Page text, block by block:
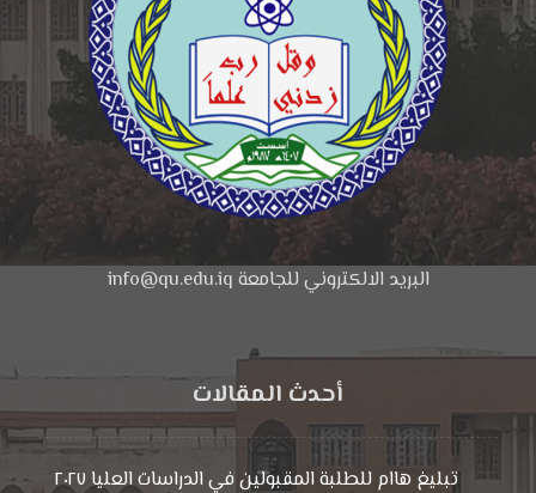
البريد الالكتروني للجامعة info@qu.edu.iq
أحدث المقالات
تبليغ هاام للطلبة المقبولين في الدراسات العليا ٢٠٢٧